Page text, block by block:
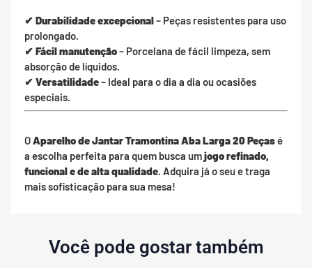
✔ Durabilidade excepcional– Peças resistentes para uso
prolongado.
✔ Fácil manutenção– Porcelana de fácil limpeza, sem
absorção de líquidos.
✔ Versatilidade– Ideal para o dia a dia ou ocasiões
especiais.
OAparelho de Jantar Tramontina Aba Larga 20 Peçasé
a escolha perfeita para quem busca umjogo refinado,
funcional e de alta qualidade. Adquira já o seu e traga
mais sofisticação para sua mesa!
Você pode gostar também